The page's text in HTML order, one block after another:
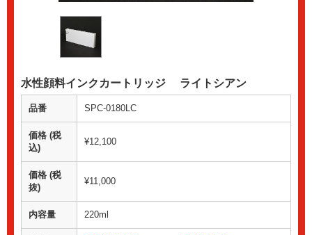
水性顔料インクカートリッジ ライトシアン
品番 SPC-0180LC
価格 (税
込)
¥12,100
価格 (税
抜)
¥11,000
内容量 220ml